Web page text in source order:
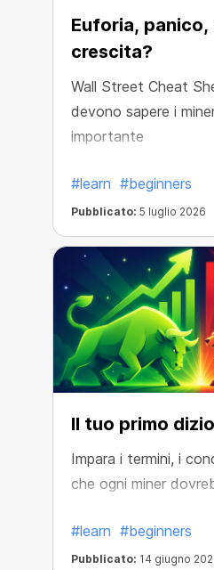
Euforia, panico,
crescita?
Wall Street Cheat
devono sapere i
importante
#learn #beginners
Pubblicato: 5 luglio 2026
Il tuo primo
Impara i termini, i
che ogni miner
#learn #beginners
Pubblicato: 14 giugno